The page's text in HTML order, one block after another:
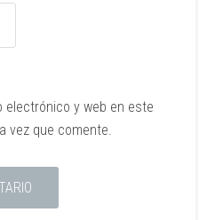
electrónico y web en este
vez que comente.